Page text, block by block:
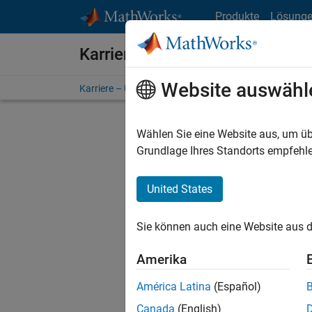
Produkte
Karriere bei MathWorks
Karriere – Übersicht Stellensuche
Stellen
Es
Region
Website
Wählen Sie eine Website aus, um
Grundlage Ihres Standorts
United States
Sie können auch eine Website aus
Amerika
América Latina (Español)
Canada (English)